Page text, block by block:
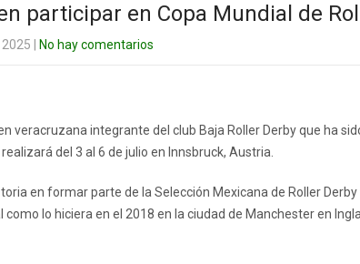
participar en Copa Mundial de
No hay comentarios
veracruzana integrante del club Baja Roller Derby que ha
del 3 al 6 de julio en Innsbruck, Austria.
en formar parte de la Selección Mexicana de Roller Derby
lo hiciera en el 2018 en la ciudad de Manchester en